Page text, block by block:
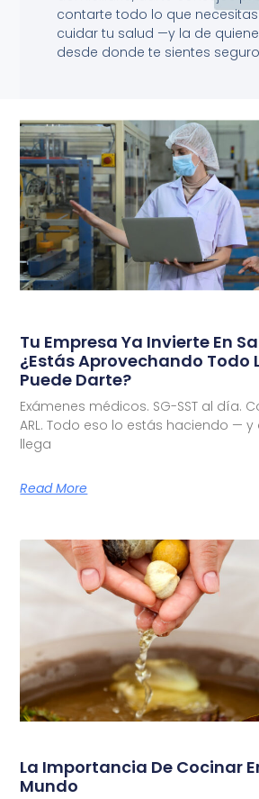
contarte todo lo que
cuidar tu salud —y la de
desde donde te sientes
Tu Empresa Ya Invierte En
¿Estás Aprovechando Todo
Puede Darte?
Exámenes médicos. SG-SST al día.
ARL. Todo eso lo estás haciendo —
llega
Read More
La Importancia De Cocinar
Mundo